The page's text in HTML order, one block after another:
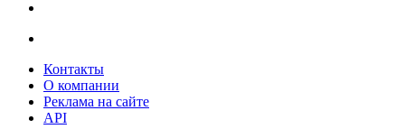
Контакты
О компании
Реклама на сайте
API